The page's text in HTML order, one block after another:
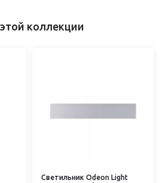
коллекции
Светильник Odeon Light